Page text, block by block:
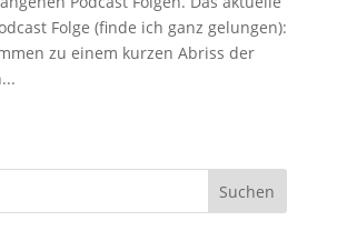
Folge (finde ich ganz gelungen):
zu einem kurzen Abriss der